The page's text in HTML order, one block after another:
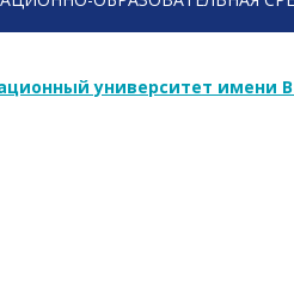
университет имени